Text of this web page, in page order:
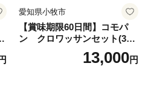
愛知県小牧市
【賞味期限60日間】コモパ
ン クロワッサンセット(30
個入り)／災害用備蓄 保存食
非常食 防災グッズにも
13,000円